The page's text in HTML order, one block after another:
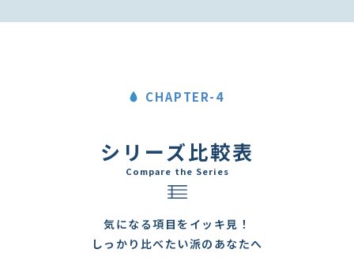
CHAPTER-4
シリーズ比較表
Compare the Series
気になる項目をイッキ見！
しっかり比べたい派のあなたへ